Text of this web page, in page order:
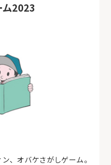
ム2023
、オバケさがしゲーム。